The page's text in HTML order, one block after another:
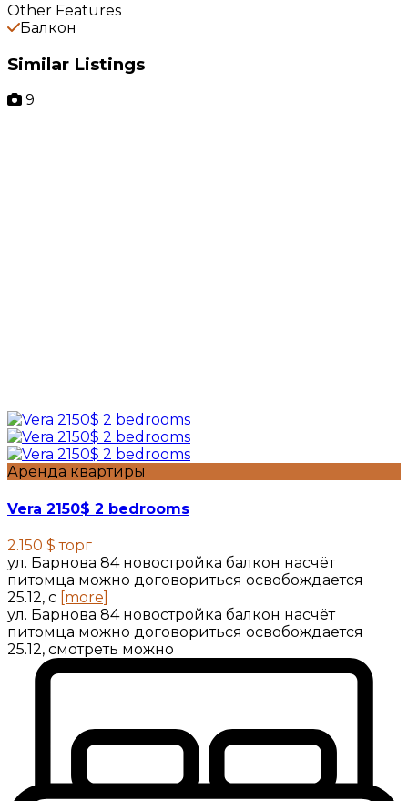
Other Features
Балкон
Similar Listings
9
Аренда квартиры
Vera 2150$ 2 bedrooms
2.150 $торг
ул. Барнова 84 новостройка балкон насчёт
питомца можно договориться освобождается
25.12, с [more]
ул. Барнова 84 новостройка балкон насчёт
питомца можно договориться освобождается
25.12, смотреть можно